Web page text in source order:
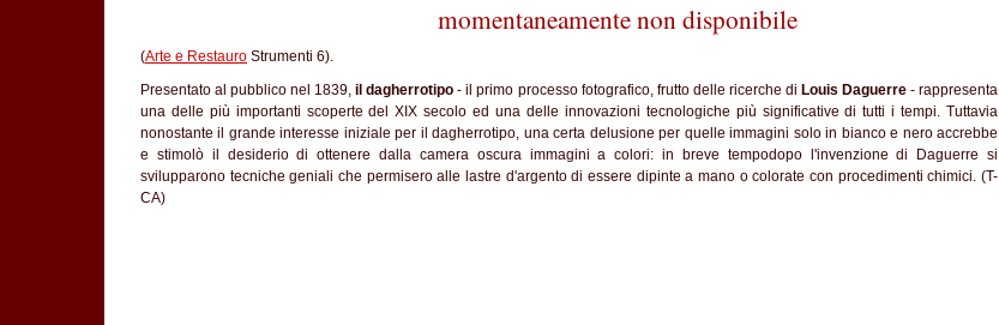
momentaneamente non disponibile
(Arte e Restauro Strumenti 6).
Presentato al pubblico nel 1839,il dagherrotipo - il primo processo fotografico, frutto delle ricerche di Louis Daguerre- rappresenta
una delle più importanti scoperte del XIX secolo ed una delle innovazioni tecnologiche più significative di tutti i tempi. Tuttavia
nonostante il grande interesse iniziale per il dagherrotipo, una certa delusione per quelle immagini solo in bianco e nero accrebbe
e stimolò il desiderio di ottenere dalla camera oscura immagini a colori: in breve tempodopo l'invenzione di Daguerre si
svilupparono tecniche geniali che permisero alle lastre d'argento di essere dipinte a mano o colorate con procedimenti chimici. (T-
CA)